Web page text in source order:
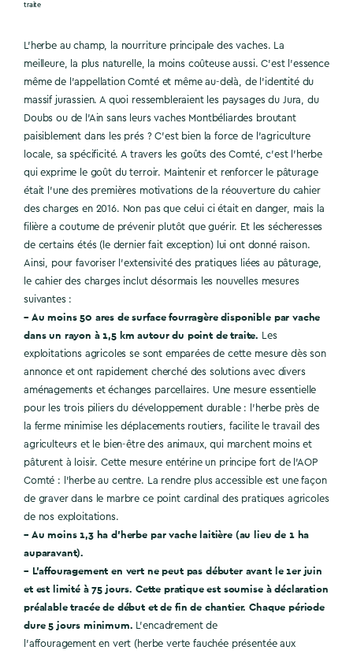
traite
L’herbe au champ, la nourriture principale des vaches. La
meilleure, la plus naturelle, la moins coûteuse aussi. C’est l’essence
même de l’appellation Comté et même au-delà, de l’identité du
massif jurassien. A quoi ressembleraient les paysages du Jura, du
Doubs ou de l’Ain sans leurs vaches Montbéliardes broutant
paisiblement dans les prés ? C’est bien la force de l’agriculture
locale, sa spécificité. A travers les goûts des Comté, c’est l’herbe
qui exprime le goût du terroir. Maintenir et renforcer le pâturage
était l’une des premières motivations de la réouverture du cahier
des charges en 2016. Non pas que celui ci était en danger, mais la
filière a coutume de prévenir plutôt que guérir. Et les sécheresses
de certains étés (le dernier fait exception) lui ont donné raison.
Ainsi, pour favoriser l’extensivité des pratiques liées au pâturage,
le cahier des charges inclut désormais les nouvelles mesures
suivantes :
– Au moins 50 ares de surface fourragère disponible par vache
dans un rayon à 1,5 km autour du point de traite. Les
exploitations agricoles se sont emparées de cette mesure dès son
annonce et ont rapidement cherché des solutions avec divers
aménagements et échanges parcellaires. Une mesure essentielle
pour les trois piliers du développement durable : l’herbe près de
la ferme minimise les déplacements routiers, facilite le travail des
agriculteurs et le bien-être des animaux, qui marchent moins et
pâturent à loisir. Cette mesure entérine un principe fort de l’AOP
Comté : l’herbe au centre. La rendre plus accessible est une façon
de graver dans le marbre ce point cardinal des pratiques agricoles
de nos exploitations.
– Au moins 1,3 ha d’herbe par vache laitière (au lieu de 1 ha
auparavant).
– L’affouragement en vert ne peut pas débuter avant le 1er juin
et est limité à 75 jours. Cette pratique est soumise à déclaration
préalable tracée de début et de fin de chantier. Chaque période
dure 5 jours minimum. L’encadrement de
l’affouragement en vert (herbe verte fauchée présentée aux